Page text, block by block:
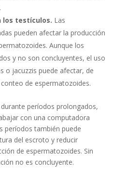
los testículos. Las
pueden afectar la producción
Aunque los
y no son concluyentes, el uso
o jacuzzis puede afectar, de
de espermatozoides.
períodos prolongados,
con una computadora
períodos también puede
del escroto y reducir
de espermatozoides. Sin
no es concluyente.